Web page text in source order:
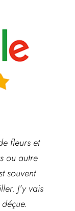
fleurs et
ou autre
souvent
J’y vais